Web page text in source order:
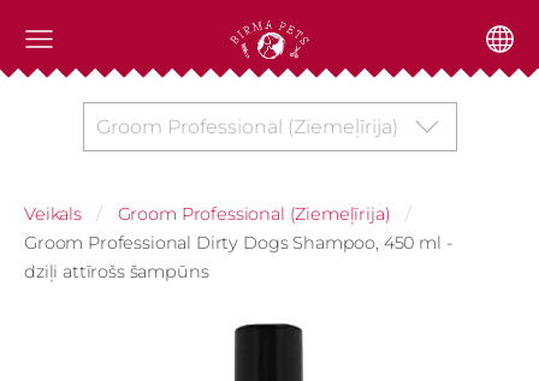
Groom Professional (Ziemeļīrija)
Veikals
Groom Professional (Ziemeļīrija)
Groom Professional Dirty Dogs Shampoo, 450 ml -
dziļi attīrošs šampūns